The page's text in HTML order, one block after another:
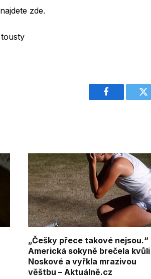
zde.
Facebook
„Češky přece takové nejsou.“
Americká sokyně brečela kvůli
Noskové a vyřkla mrazivou
věštbu – Aktuálně.cz